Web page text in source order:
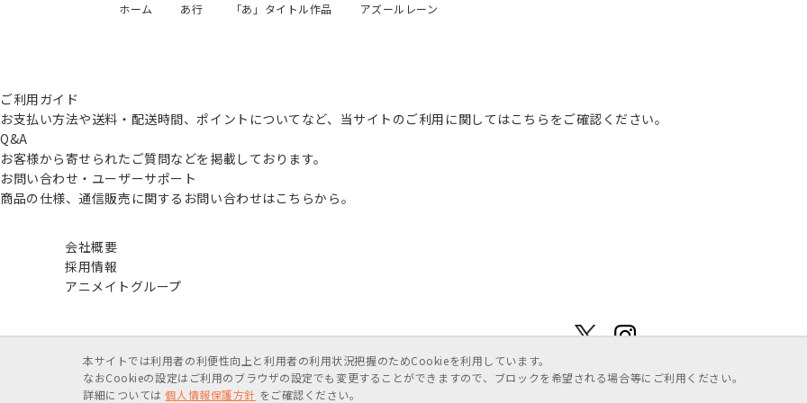
ホーム あ行 「あ」タイトル作品 アズールレーン
ご利用ガイド
お支払い方法や送料・配送時間、ポイントについてなど、当サイトのご利用に関してはこちらをご確認ください。
Q&A
お客様から寄せられたご質問などを掲載しております。
お問い合わせ・ユーザーサポート
商品の仕様、通信販売に関するお問い合わせはこちらから。
会社概要
採用情報
アニメイトグループ
本サイトでは利用者の利便性向上と利用者の利用状況把握のためCookieを利用しています。
なおCookieの設定はご利用のブラウザの設定でも変更することができますので、ブロックを希望される場合等にご利用ください。
詳細については個人情報保護方針 をご確認ください。